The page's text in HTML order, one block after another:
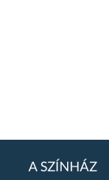
A SZÍNHÁZ